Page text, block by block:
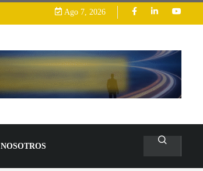
Ago 7, 2026
NOSOTROS